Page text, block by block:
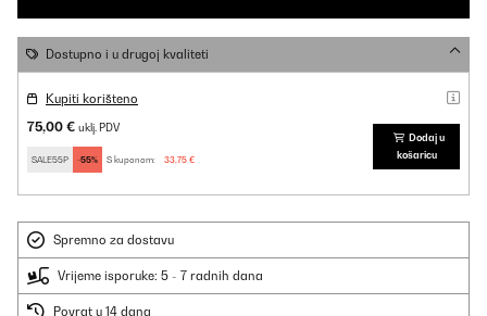
Dostupno i u drugoj kvaliteti
Kupiti korišteno
75,00 € uklj. PDV
SALE55P -55% S kuponom: 33,75 €
Dodaj u
košaricu
Spremno za dostavu
Vrijeme isporuke: 5 - 7 radnih dana
Povrat u 14 dana